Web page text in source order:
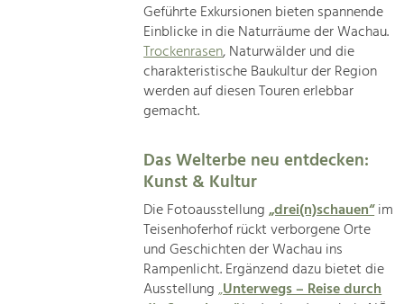
Geführte Exkursionen bieten spannende
Einblicke in die Naturräume der Wachau.
Trockenrasen, Naturwälder und die
charakteristische Baukultur der Region
werden auf diesen Touren erlebbar
gemacht.
Das Welterbe neu entdecken:
Kunst & Kultur
Die Fotoausstellung„drei(n)schauen“im
Teisenhoferhof rückt verborgene Orte
und Geschichten der Wachau ins
Rampenlicht. Ergänzend dazu bietet die
Ausstellung„Unterwegs – Reise durch